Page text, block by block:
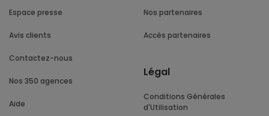
Espace presse
Avis clients
Contactez-nous
Nos 350 agences
Aide
Nos partenaires
Accès partenaires
Légal
Conditions Générales
d'Utilisation